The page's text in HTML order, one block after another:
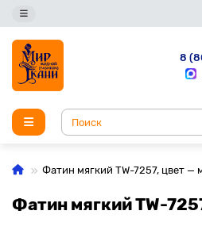
8
Фатин мягкий TW-7257, цвет —
Фатин мягкий TW-